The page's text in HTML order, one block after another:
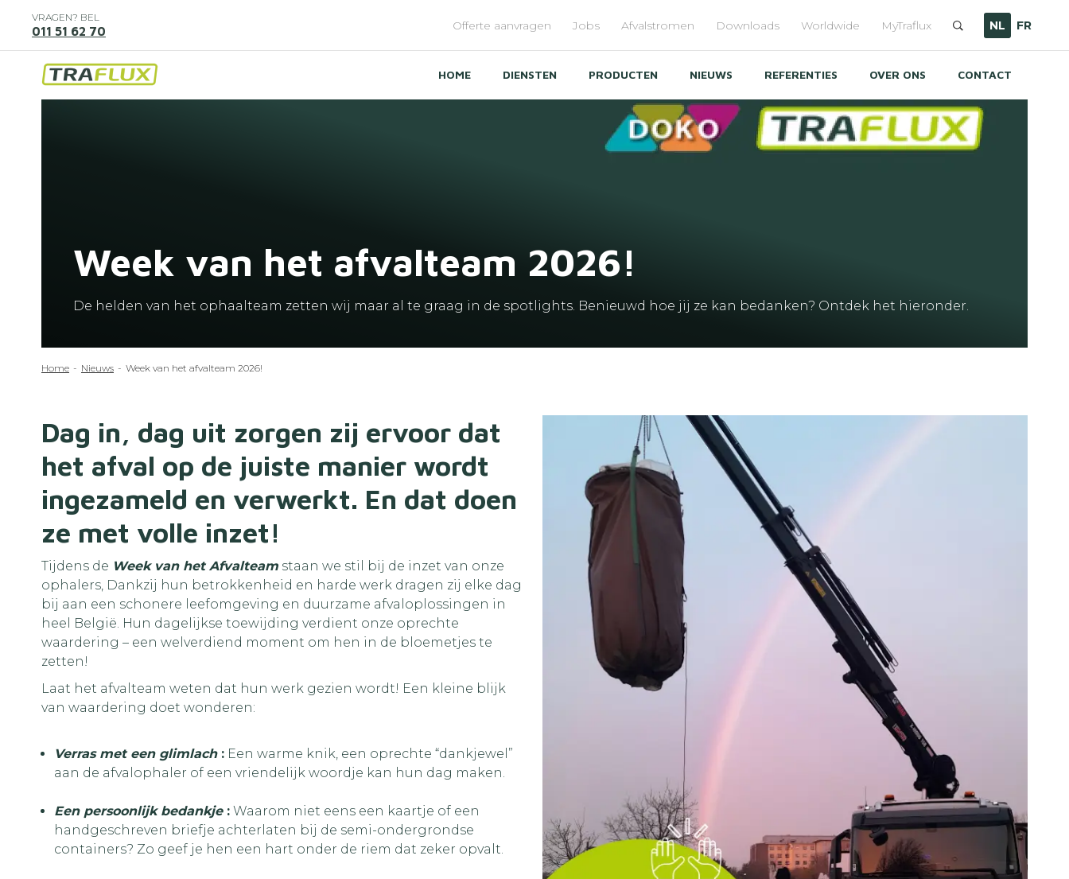
naar
de
inhoud
VRAGEN? BEL
011 51 62 70
Menu
top
Offerte aanvragen Jobs Afvalstromen Downloads Worldwide MyTraflux NL FR
Hoofdnavigatie HOME DIENSTEN PRODUCTEN NIEUWS REFERENTIES OVER ONS CONTACT
Week van het afvalteam 2026!
De helden van het ophaalteam zetten wij maar al te graag in de spotlights. Benieuwd hoe jij ze kan bedanken? Ontdek het hieronder.
Kruimelpad
Home Nieuws Week van het afvalteam 2026!
Dag in, dag uit zorgen zij ervoor dat
het afval op de juiste manier wordt
ingezameld en verwerkt. En dat doen
ze met volle inzet!
Tijdens de Week van het Afvalteam staan we stil bij de inzet van onze
ophalers, Dankzij hun betrokkenheid en harde werk dragen zij elke dag
bij aan een schonere leefomgeving en duurzame afvaloplossingen in
heel België. Hun dagelijkse toewijding verdient onze oprechte
waardering – een welverdiend moment om hen in de bloemetjes te
zetten!
Laat het afvalteam weten dat hun werk gezien wordt! Een kleine blijk
van waardering doet wonderen:
Verras met een glimlach : Een warme knik, een oprechte “dankjewel”
aan de afvalophaler of een vriendelijk woordje kan hun dag maken.
Een persoonlijk bedankje : Waarom niet eens een kaartje of een
handgeschreven briefje achterlaten bij de semi-ondergrondse
containers? Zo geef je hen een hart onder de riem dat zeker opvalt.